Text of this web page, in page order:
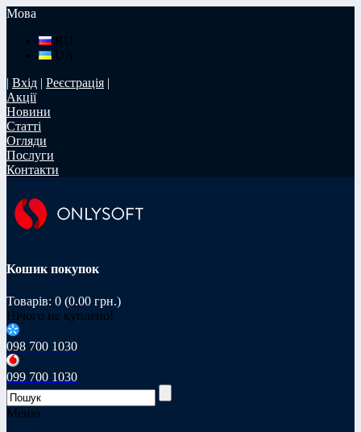
Мова
RU
UA
| Вхід | Реєстрація |
Акції
Новини
Статті
Огляди
Послуги
Контакти
Кошик покупок
Товарів: 0 (0.00 грн.)
Нічого не куплено!
098 700 1030
099 700 1030
Меню